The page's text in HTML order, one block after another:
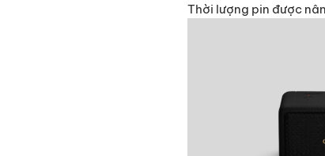
Thời lượng pin được